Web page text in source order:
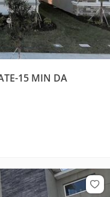
15 MIN DA